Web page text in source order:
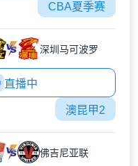
CBA夏季赛
深圳马可波罗
直播中
澳昆甲2
佛吉尼亚联